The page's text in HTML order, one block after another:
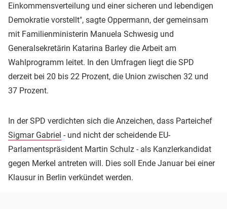
Einkommensverteilung und einer sicheren und lebendigen
Demokratie vorstellt", sagte Oppermann, der gemeinsam
mit Familienministerin Manuela Schwesig und
Generalsekretärin Katarina Barley die Arbeit am
Wahlprogramm leitet. In den Umfragen liegt die SPD
derzeit bei 20 bis 22 Prozent, die Union zwischen 32 und
37 Prozent.
In der SPD verdichten sich die Anzeichen, dass Parteichef
Sigmar Gabriel - und nicht der scheidende EU-
Parlamentspräsident Martin Schulz - als Kanzlerkandidat
gegen Merkel antreten will. Dies soll Ende Januar bei einer
Klausur in Berlin verkündet werden.